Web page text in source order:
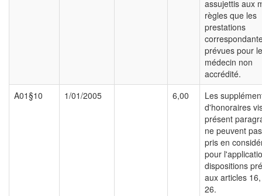
assujettis aux
règles que les
prestations
prévues pour le
médecin non
accrédité.
A01§10
1/01/2005 6,00
Les
d'honoraires
présent
ne peuvent
pris en
pour
dispositions
aux articles
26.